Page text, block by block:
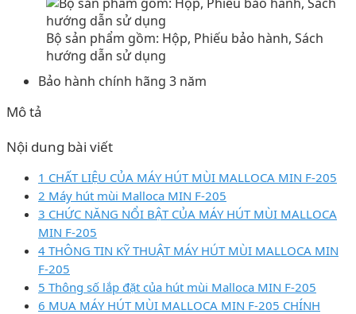
Bộ sản phẩm gồm: Hộp, Phiếu bảo hành, Sách
hướng dẫn sử dụng
Bảo hành chính hãng 3 năm
Mô tả
Nội dung bài viết
1 CHẤT LIỆU CỦA MÁY HÚT MÙI MALLOCA MIN F-205
2 Máy hút mùi Malloca MIN F-205
3 CHỨC NĂNG NỔI BẬT CỦA MÁY HÚT MÙI MALLOCA
MIN F-205
4 THÔNG TIN KỸ THUẬT MÁY HÚT MÙI MALLOCA MIN
F-205
5 Thông số lắp đặt của hút mùi Malloca MIN F-205
6 MUA MÁY HÚT MÙI MALLOCA MIN F-205 CHÍNH